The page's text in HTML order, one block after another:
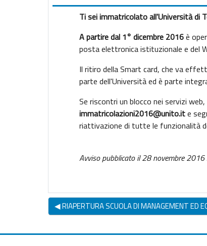
Ti sei immatricolato all'Università di
A partire dal 1° dicembre 2016è
posta elettronica istituzionale e del
Il ritiro della Smart card, che va
parte dell'Università ed è parte
Se riscontri un blocco nei servizi
immatricolazioni2016@unito.ite
riattivazione di tutte le funzionalità
Avviso pubblicato il 28 novembre 2016
◀︎ RIAPERTURA SCUOLA DI MANAGEMENT ED